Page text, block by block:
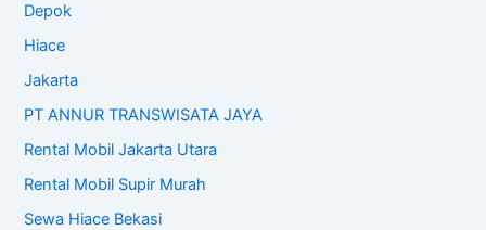
Depok
Hiace
Jakarta
PT ANNUR TRANSWISATA JAYA
Rental Mobil Jakarta Utara
Rental Mobil Supir Murah
Sewa Hiace Bekasi